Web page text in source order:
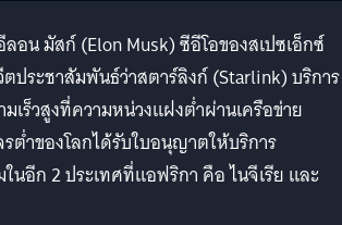
อน มัสก์ (Elon Musk) ซีอีโอของสเปซเอ็กซ์
ตประชาสัมพันธ์ว่าสตาร์ลิงก์ (Starlink) บริการ
เร็วสูงที่ความหน่วงแฝงต่ำผ่านเครือข่าย
รต่ำของโลกได้รับใบอนุญาตให้บริการ
ในอีก 2 ประเทศที่แอฟริกา คือ ไนจีเรีย และ